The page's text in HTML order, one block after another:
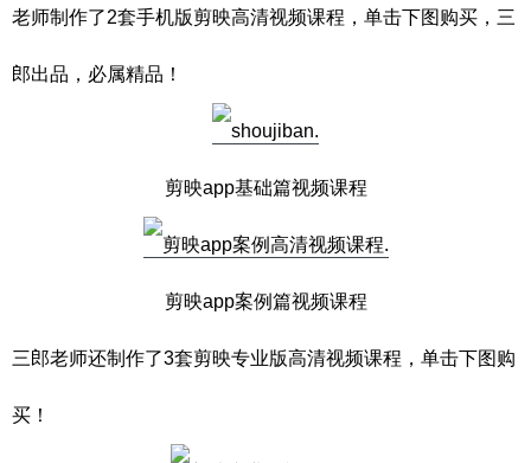
老师制作了2套手机版剪映高清视频课程，单击下图购买，三
郎出品，必属精品！
剪映app基础篇视频课程
剪映app案例篇视频课程
三郎老师还制作了3套剪映专业版高清视频课程，单击下图购
买！